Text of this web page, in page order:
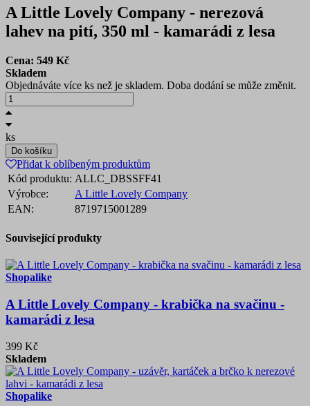
A Little Lovely Company - nerezová
lahev na pití, 350 ml - kamarádi z lesa
Cena: 549 Kč
Skladem
Objednáváte více ks než je skladem. Doba dodání se může změnit.
ks
Do košíku
Přidat k oblíbeným produktům
Kód produktu: ALLC_DBSSFF41
Výrobce:
A Little Lovely Company
EAN:
8719715001289
Související produkty
Shopalike
A Little Lovely Company - krabička na svačinu -
kamarádi z lesa
399 Kč
Skladem
Shopalike